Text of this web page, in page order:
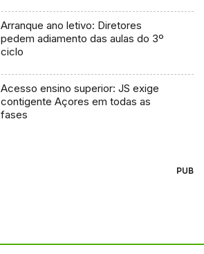
Arranque ano letivo: Diretores
pedem adiamento das aulas do 3º
ciclo
Acesso ensino superior: JS exige
contigente Açores em todas as
fases
PUB